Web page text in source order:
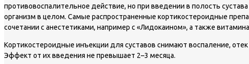
противовоспалительное действие, но при введении в полость
организм в целом. Самые распространенные кортикостероидные
сочетании с анестетиками, например с «Лидокаином», а также
Кортикостероидные инъекции для суставов снимают воспаление,
Эффект от их введения не превышает 2–3 месяца.